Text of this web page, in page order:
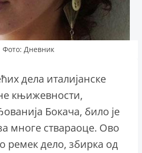
Фото: Дневник
дела италијанске
књижевности,
Бокача, било је
многе ствараоце. Ово
ремек дело, збирка од